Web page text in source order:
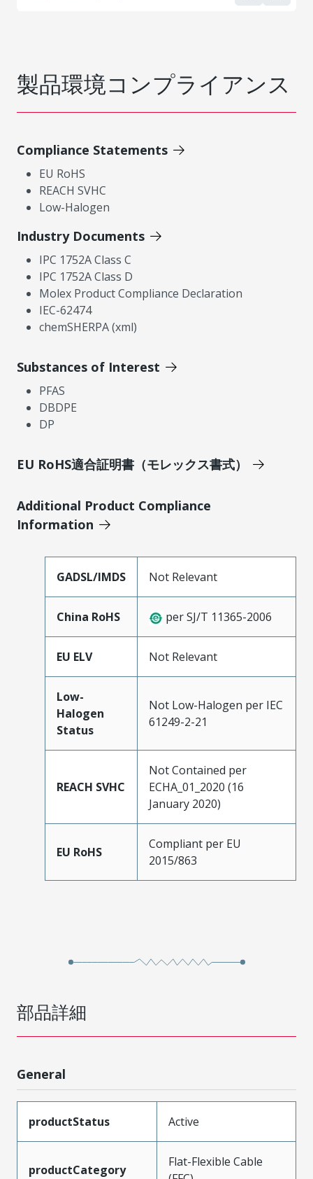
製品環境コンプライアンス
Compliance Statements
EU RoHS
REACH SVHC
Low-Halogen
Industry Documents
IPC 1752A Class C
IPC 1752A Class D
Molex Product Compliance Declaration
IEC-62474
chemSHERPA (xml)
Substances of Interest
PFAS
DBDPE
DP
EU RoHS適合証明書（モレックス書式）
Additional Product Compliance
Information
GADSL/IMDS Not Relevant
China RoHS per SJ/T 11365-2006
EU ELV Not Relevant
Low-
Halogen
Status
Not Low-Halogen per IEC
61249-2-21
REACH SVHC
Not Contained per
ECHA_01_2020 (16
January 2020)
EU RoHS
Compliant per EU
2015/863
部品詳細
General
productStatus Active
productCategory
Flat-Flexible Cable